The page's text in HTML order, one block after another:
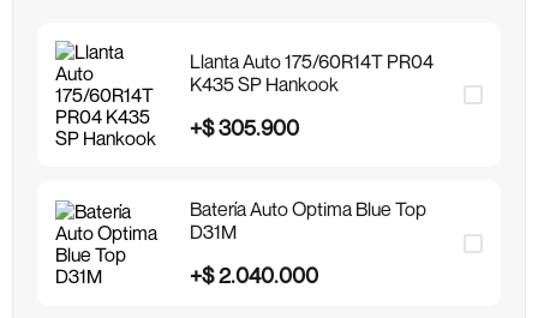
Llanta Auto 175/60R14T PR04
K435 SP Hankook
+$305.900
Batería Auto Optima Blue Top
D31M
+$2.040.000